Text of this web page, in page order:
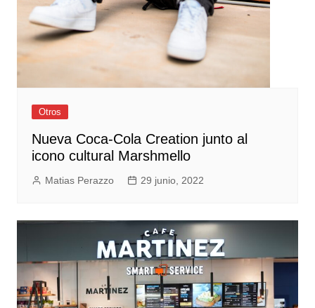
Otros
Nueva Coca-Cola Creation junto al
icono cultural Marshmello
Matias Perazzo 29 junio, 2022